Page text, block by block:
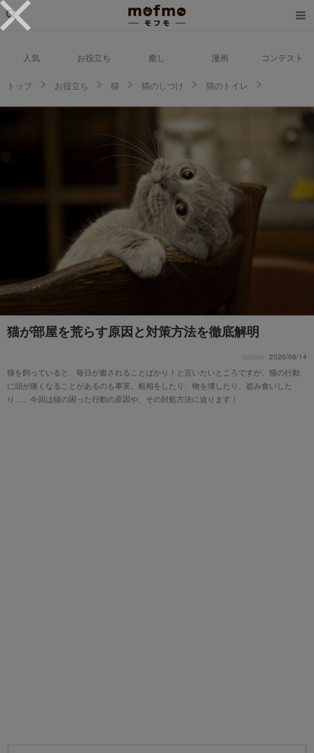
人気 お役立ち 癒し 漫画 コンテスト
トップ お役立ち 猫 猫のしつけ
猫のトイレ
猫が部屋を荒らす原因と対策方法を徹底解明
update 2020/06/14
猫を飼っていると、毎日が癒されることばかり！と言いたいところですが、猫の行動
に頭が痛くなることがあるのも事実。粗相をしたり、物を壊したり、盗み食いした
り…。今回は猫の困った行動の原因や、その対処方法に迫ります！